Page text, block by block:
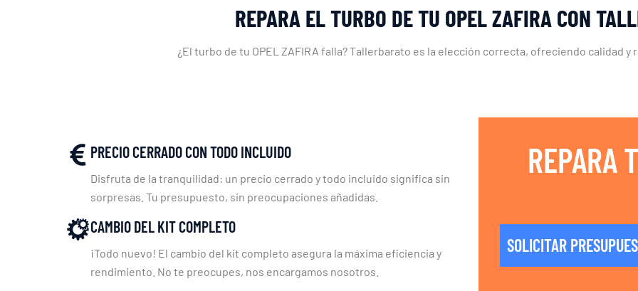
REPARA EL TURBO DE TU OPEL ZAFIRA CON
¿El turbo de tu OPEL ZAFIRA falla? Tallerbarato es la elección correcta, ofreciendo calidad
PRECIO CERRADO CON TODO INCLUIDO
Disfruta de la tranquilidad: un precio cerrado y todo incluido significa sin
sorpresas. Tu presupuesto, sin preocupaciones añadidas.
CAMBIO DEL KIT COMPLETO
¡Todo nuevo! El cambio del kit completo asegura la máxima eficiencia y
rendimiento. No te preocupes, nos encargamos nosotros.
REPARA
SOLICITAR